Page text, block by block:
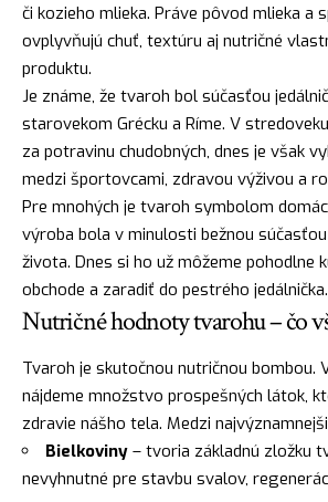
či kozieho mlieka. Práve pôvod mlieka a
ovplyvňujú chuť, textúru aj nutričné
produktu.
Je známe, že tvaroh bol súčasťou
starovekom Grécku a Ríme. V
za potravinu chudobných, dnes je však
medzi športovcami, zdravou výživou a
Pre mnohých je tvaroh symbolom
výroba bola v minulosti bežnou
života. Dnes si ho už môžeme pohodlne
obchode a zaradiť do pestrého jedálnička.
Nutričné hodnoty tvarohu – čo
Tvaroh je skutočnou nutričnou bombou.
nájdeme množstvo prospešných látok,
zdravie nášho tela. Medzi
Bielkoviny – tvoria základnú zložku
nevyhnutné pre stavbu svalov,